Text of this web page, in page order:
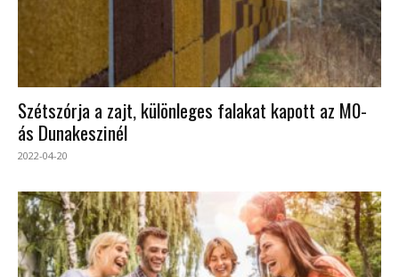
Szétszórja a zajt, különleges falakat kapott az M0-
ás Dunakeszinél
2022-04-20